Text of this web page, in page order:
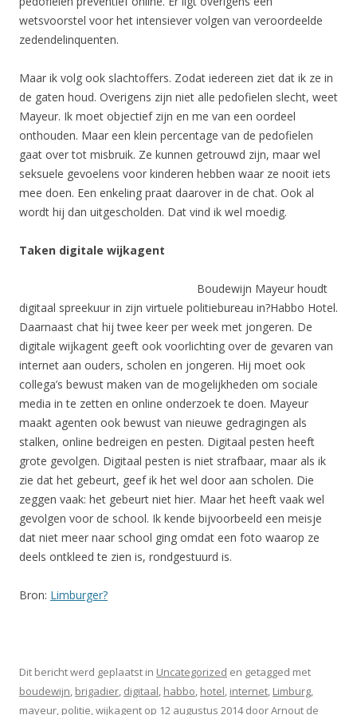
wetsvoorstel voor het intensiever volgen van veroordeelde
zedendelinquenten.
Maar ik volg ook slachtoffers. Zodat iedereen ziet dat ik ze in
de gaten houd. Overigens zijn niet alle pedofielen slecht, weet
Mayeur. Ik moet objectief zijn en me van een oordeel
onthouden. Maar een klein percentage van de pedofielen
gaat over tot misbruik. Ze kunnen getrouwd zijn, maar wel
seksuele gevoelens voor kinderen hebben waar ze nooit iets
mee doen. Een enkeling praat daarover in de chat. Ook al
wordt hij dan uitgescholden. Dat vind ik wel moedig.
Taken digitale wijkagent
Boudewijn Mayeur houdt
digitaal spreekuur in zijn virtuele politiebureau in?Habbo Hotel.
Daarnaast chat hij twee keer per week met jongeren. De
digitale wijkagent geeft ook voorlichting over de gevaren van
internet aan ouders, scholen en jongeren. Hij moet ook
collega’s bewust maken van de mogelijkheden om sociale
media in te zetten en online onderzoek te doen. Mayeur
maakt agenten ook bewust van nieuwe gedragingen als
stalken, online bedreigen en pesten. Digitaal pesten heeft
grote gevolgen. Digitaal pesten is niet strafbaar, maar als ik
zie dat het gebeurt, geef ik het wel door aan scholen. Die
zeggen vaak: het gebeurt niet hier. Maar het heeft vaak wel
gevolgen voor de school. Ik kende bijvoorbeeld een meisje
dat niet meer naar school ging omdat een foto waarop ze
deels ontkleed te zien is, rondgestuurd is.
Bron: Limburger?
Dit bericht werd geplaatst in Uncategorized en getagged met
boudewijn, brigadier, digitaal, habbo, hotel, internet, Limburg,
mayeur, politie,wijkagent op 12 augustus 2014doorArnout de